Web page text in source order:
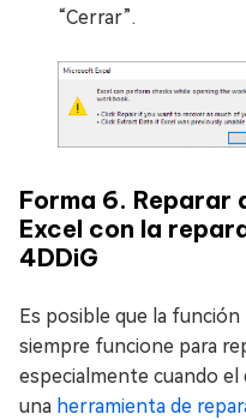
“Cerrar”.
Forma 6. Reparar
Excel con la
4DDiG
Es posible que la
siempre funcione para
especialmente cuando el
una herramienta de